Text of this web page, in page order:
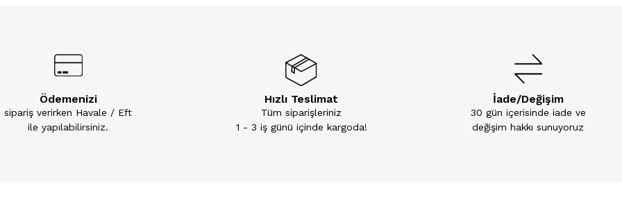
Ödemenizi
sipariş verirken Havale / Eft
ile yapılabilirsiniz.
Hızlı Teslimat
Tüm siparişleriniz
1 - 3 iş günü içinde kargoda!
İade/Değişim
30 gün içerisinde iade ve
değişim hakkı sunuyoruz